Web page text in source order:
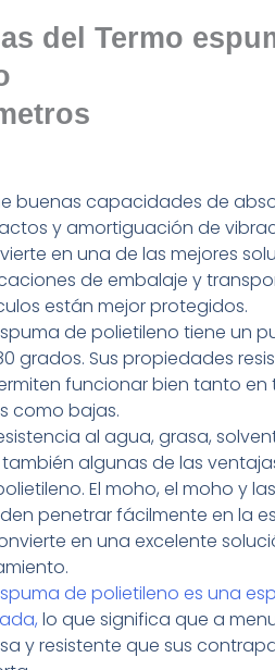
del Termo
buenas capacidades de
y amortiguación de
en una de las mejores
de embalaje y
están mejor protegidos.
de polietileno tiene un
grados. Sus propiedades
funcionar bien tanto en
como bajas.
al agua, grasa,
algunas de las
El moho, el moho y
penetrar fácilmente en la
en una excelente
de polietileno es una
lo que significa que a
y resistente que sus